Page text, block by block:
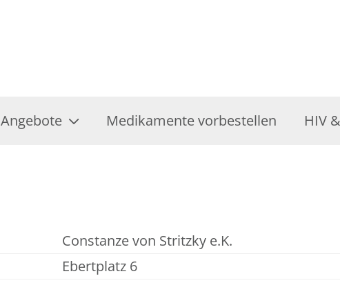
Angebote Medikamente vorbestellen HIV
Constanze von Stritzky e.K.
Ebertplatz 6